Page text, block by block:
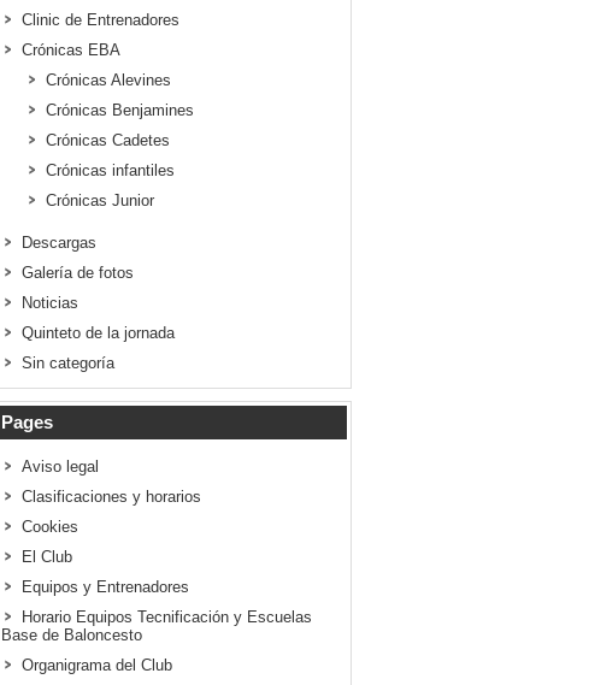
Clinic de Entrenadores
Crónicas EBA
Crónicas Alevines
Crónicas Benjamines
Crónicas Cadetes
Crónicas infantiles
Crónicas Junior
Descargas
Galería de fotos
Noticias
Quinteto de la jornada
Sin categoría
Pages
Aviso legal
Clasificaciones y horarios
Cookies
El Club
Equipos y Entrenadores
Horario Equipos Tecnificación y Escuelas
Base de Baloncesto
Organigrama del Club